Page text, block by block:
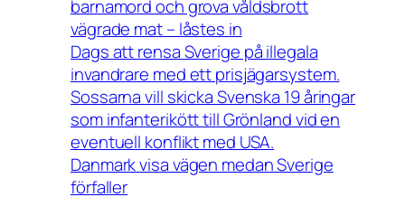
barnamord och grova våldsbrott
vägrade mat – låstes in
Dags att rensa Sverige på illegala
invandrare med ett prisjägarsystem.
Sossarna vill skicka Svenska 19 åringar
som infanterikött till Grönland vid en
eventuell konflikt med USA.
Danmark visa vägen medan Sverige
förfaller